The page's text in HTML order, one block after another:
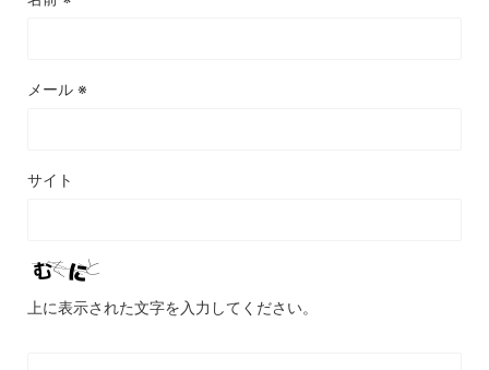
メール ※
サイト
上に表示された文字を入力してください。